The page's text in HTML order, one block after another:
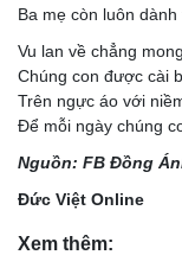
Ba mẹ còn luôn
Vu lan về chẳng
Chúng con được cài
Trên ngực áo với
Để mỗi ngày chúng
Nguồn: FB Đồng
Đức Việt Online
Xem thêm: